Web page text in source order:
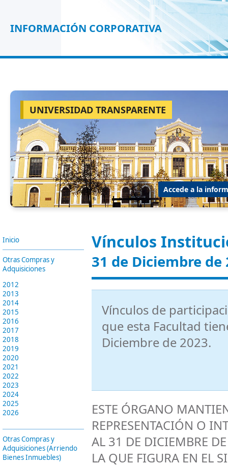
INFORMACIÓN CORPORATIVA
UNIVERSIDAD TRANSPARENTE
Accede a la
Inicio
Otras Compras y
Adquisiciones
2012
2013
2014
2015
2016
2017
2018
2019
2020
2021
2022
2023
2024
2025
2026
Otras Compras y
Adquisiciones (Arriendo
Bienes Inmuebles)
Vínculos
31 de Diciembre de
Vínculos de
que esta Facultad
Diciembre de 2023.
ESTE ÓRGANO
REPRESENTACIÓN O
AL 31 DE DICIEMBRE
LA QUE FIGURA EN EL